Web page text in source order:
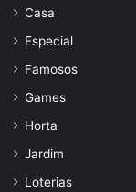
Casa
Especial
Famosos
Games
Horta
Jardim
Loterias